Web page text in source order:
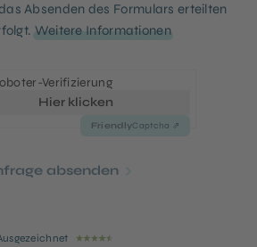
Absenden des Formulars erteilten
Weitere Informationen
Verifizierung
Hier klicken
FriendlyCaptcha ⇗
absenden